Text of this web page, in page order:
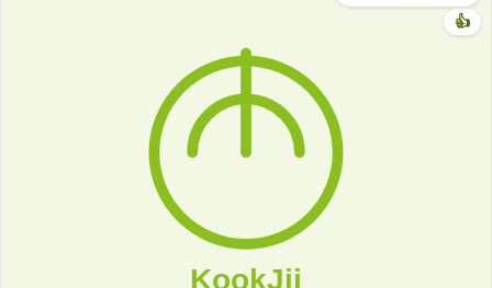
👍